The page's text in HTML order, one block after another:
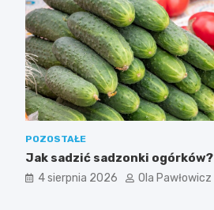
POZOSTAŁE
Jak sadzić sadzonki ogórków?
4 sierpnia 2026 Ola Pawłowicz